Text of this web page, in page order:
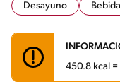
Desayuno
Bebida
450.8 kcal